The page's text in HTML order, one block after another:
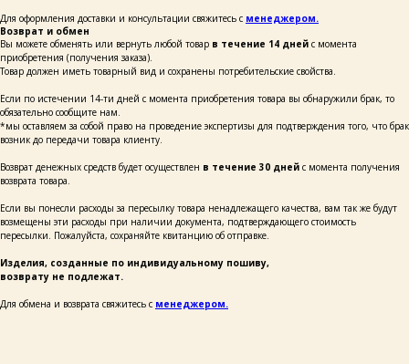
Для оформления доставки и консультации свяжитесь с менеджером.
Возврат и обмен
Вы можете обменять или вернуть любой товар в течение 14 дней с момента
приобретения (получения заказа).
Товар должен иметь товарный вид и сохранены потребительские свойства.
Если по истечении 14-ти дней с момента приобретения товара вы обнаружили брак, то
обязательно сообщите нам.
*мы оставляем за собой право на проведение экспертизы для подтверждения того, что брак
возник до передачи товара клиенту.
Возврат денежных средств будет осуществлен в течение 30 дней с момента получения
возврата товара.
Если вы понесли расходы за пересылку товара ненадлежащего качества, вам так же будут
возмещены эти расходы при наличии документа, подтверждающего стоимость
пересылки. Пожалуйста, сохраняйте квитанцию об отправке.
Изделия, созданные по индивидуальному пошиву,
возврату не подлежат.
Для обмена и возврата свяжитесь с менеджером.
ДАННЫЕ И МЫ СВЯЖЕМСЯ
С ВАМИ ДЛЯ КОНСУЛЬТАЦИИ:
написать
на обработку персональных данных и соглашаюсь
с политикой конфиденциальности и согласен
с её положением